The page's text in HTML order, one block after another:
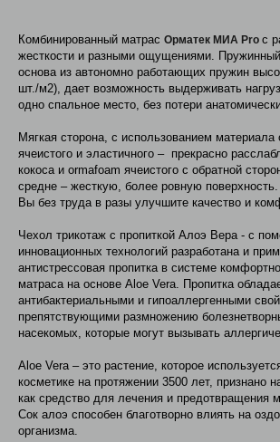
Комбинированный матрас Орматек МИА Pro с
жесткости и разными ощущениями.
основа из автономно работающих пружин
шт./м2), дает возможность выдерживать
одно спальное место, без потери
Мягкая сторона, с использованием материала
ячеистого и эластичного – прекрасно
кокоса и ormafoam ячеистого с обратной
средне – жесткую, более ровную
Вы без труда в разы улучшите качество и
Чехол трикотаж с пропиткой Алоэ Вера - с
инновационных технологий разработана и
антистрессовая пропитка в системе
матраса на основе Aloe Vera. Пропитка
антибактериальными и гипоаллергенными
препятствующими размножению
насекомых, которые могут вызывать
Aloe Vera – это растение, которое
косметике на протяжении 3500 лет, признано
как средство для лечения и предотвращения
Сок алоэ способен благотворно влиять на
организма.